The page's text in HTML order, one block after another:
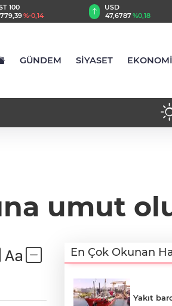
100
%-0,14
USD
47,6787%0,18
GÜNDEM SİYASET EKONOMİ
umut
En Çok Okunan
Yakıt